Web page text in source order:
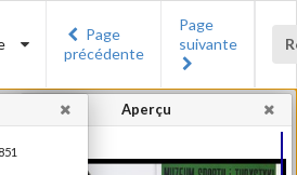
Page
précédente
Page
suivante
Aperçu